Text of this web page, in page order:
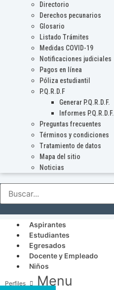
Directorio
Derechos pecunarios
Glosario
Listado Trámites
Medidas COVID-19
Notificaciones judiciales
Pagos en línea
Póliza estudiantil
P.Q.R.D.F
Generar P.Q.R.D.F.
Informes P.Q.R.D.F.
Preguntas frecuentes
Términos y condiciones
Tratamiento de datos
Mapa del sitio
Noticias
Aspirantes
Estudiantes
Egresados
Docente y Empleado
Niños
Menu